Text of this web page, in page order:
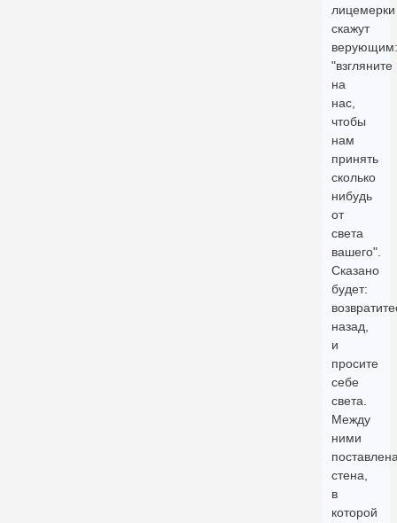
лицемерки
скажут
верующим:
"взгляните
на
нас,
чтобы
нам
принять
сколько
нибудь
от
света
вашего".
Сказано
будет:
назад,
и
просите
себе
света.
Между
ними
стена,
в
которой